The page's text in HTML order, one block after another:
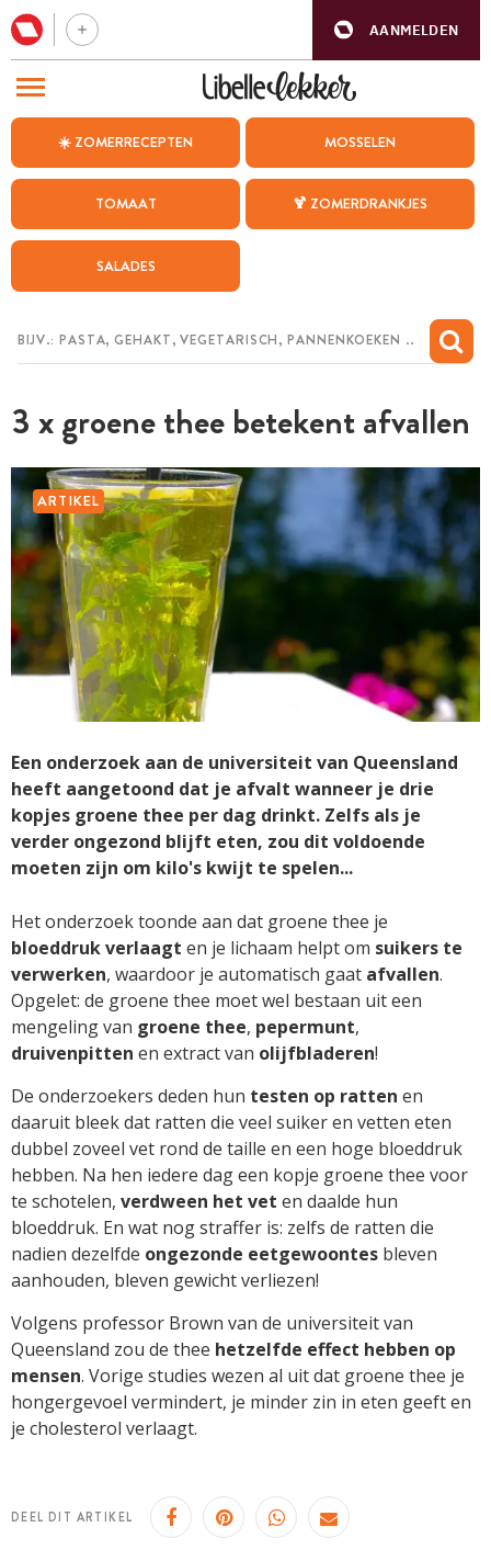
AANMELDEN
☀️ ZOMERRECEPTEN MOSSELEN
TOMAAT 🍹 ZOMERDRANKJES
SALADES
3 x groene thee betekent afvallen
ARTIKEL
Een onderzoek aan de universiteit van Queensland
heeft aangetoond dat je afvalt wanneer je drie
kopjes groene thee per dag drinkt. Zelfs als je
verder ongezond blijft eten, zou dit voldoende
moeten zijn om kilo's kwijt te spelen...
Het onderzoek toonde aan dat groene thee je
bloeddruk verlaagt en je lichaam helpt om suikers te
verwerken, waardoor je automatisch gaat afvallen.
Opgelet: de groene thee moet wel bestaan uit een
mengeling van groene thee, pepermunt,
druivenpitten en extract van olijfbladeren!
De onderzoekers deden hun testen op ratten en
daaruit bleek dat ratten die veel suiker en vetten eten
dubbel zoveel vet rond de taille en een hoge bloeddruk
hebben. Na hen iedere dag een kopje groene thee voor
te schotelen, verdween het vet en daalde hun
bloeddruk. En wat nog straffer is: zelfs de ratten die
nadien dezelfde ongezonde eetgewoontes bleven
aanhouden, bleven gewicht verliezen!
Volgens professor Brown van de universiteit van
Queensland zou de thee hetzelfde effect hebben op
mensen. Vorige studies wezen al uit dat groene thee je
hongergevoel vermindert, je minder zin in eten geeft en
je cholesterol verlaagt.
DEEL DIT ARTIKEL
BEZOEK ONZE ANDERE WEBSITES
WEEKMENU
CHAT MET MAIA
MIJN BEWAARDE RECEPTEN